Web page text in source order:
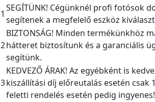
1
SEGÍTÜNK! Cégünknél profi fotósok
segítenek a megfelelő eszköz
2
BIZTONSÁG! Minden termékünkhöz
hátteret biztosítunk és a garanciális
segítünk.
3
KEDVEZŐ ÁRAK! Az egyébként is
kiszállítási díj előreutalás esetén csak
feletti rendelés esetén pedig ingyenes!